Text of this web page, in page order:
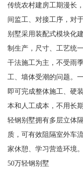
传统农村建房工期漫长
间监工、对接工序，对
别墅采用装配式模块化
制生产，尺寸、工艺统
干法施工为主，不受雨
工、墙体受潮的问题。
即可完成整体施工、硬
本和人工成本，不用长
轻钢别墅拥有多层立体
质，可有效阻隔室外车
家休憩、学习营造环境。
50万轻钢别墅